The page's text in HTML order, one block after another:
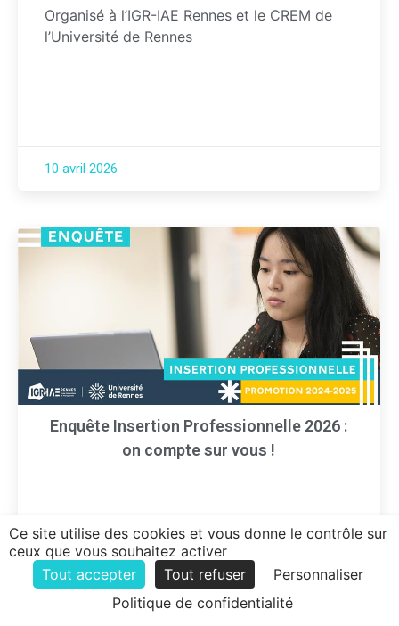
Organisé à l’IGR-IAE Rennes et le CREM de
l’Université de Rennes
10 avril 2026
Enquête Insertion Professionnelle 2026 :
on compte sur vous !
Vous avez été diplômé(e) en 2025 ? Répondez
à l’enquête insertion professionnelle en cours !
Ce site utilise des cookies et vous donne le contrôle sur
ceux que vous souhaitez activer
Tout accepter
Tout refuser
Personnaliser
Politique de confidentialité